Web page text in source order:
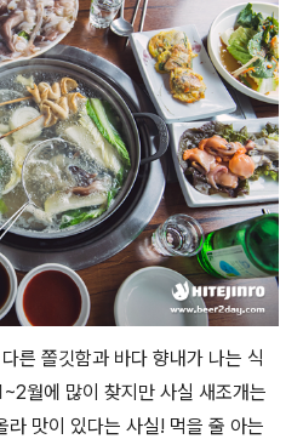
른 쫄깃함과 바다 향내가 나는 식
월에 많이 찾지만 사실 새조개는
맛이 있다는 사실! 먹을 줄 아는